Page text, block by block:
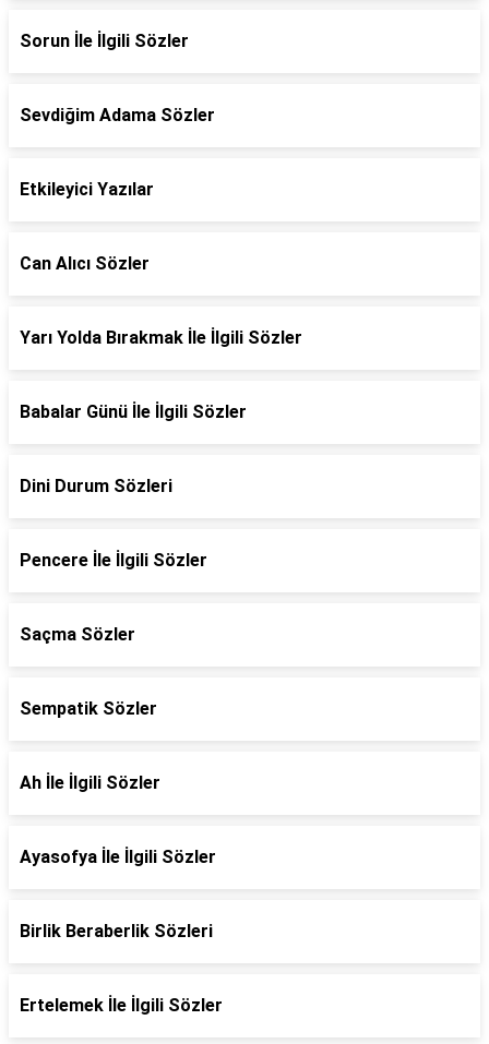
Sorun İle İlgili Sözler
Sevdiğim Adama Sözler
Etkileyici Yazılar
Can Alıcı Sözler
Yarı Yolda Bırakmak İle İlgili Sözler
Babalar Günü İle İlgili Sözler
Dini Durum Sözleri
Pencere İle İlgili Sözler
Saçma Sözler
Sempatik Sözler
Ah İle İlgili Sözler
Ayasofya İle İlgili Sözler
Birlik Beraberlik Sözleri
Ertelemek İle İlgili Sözler